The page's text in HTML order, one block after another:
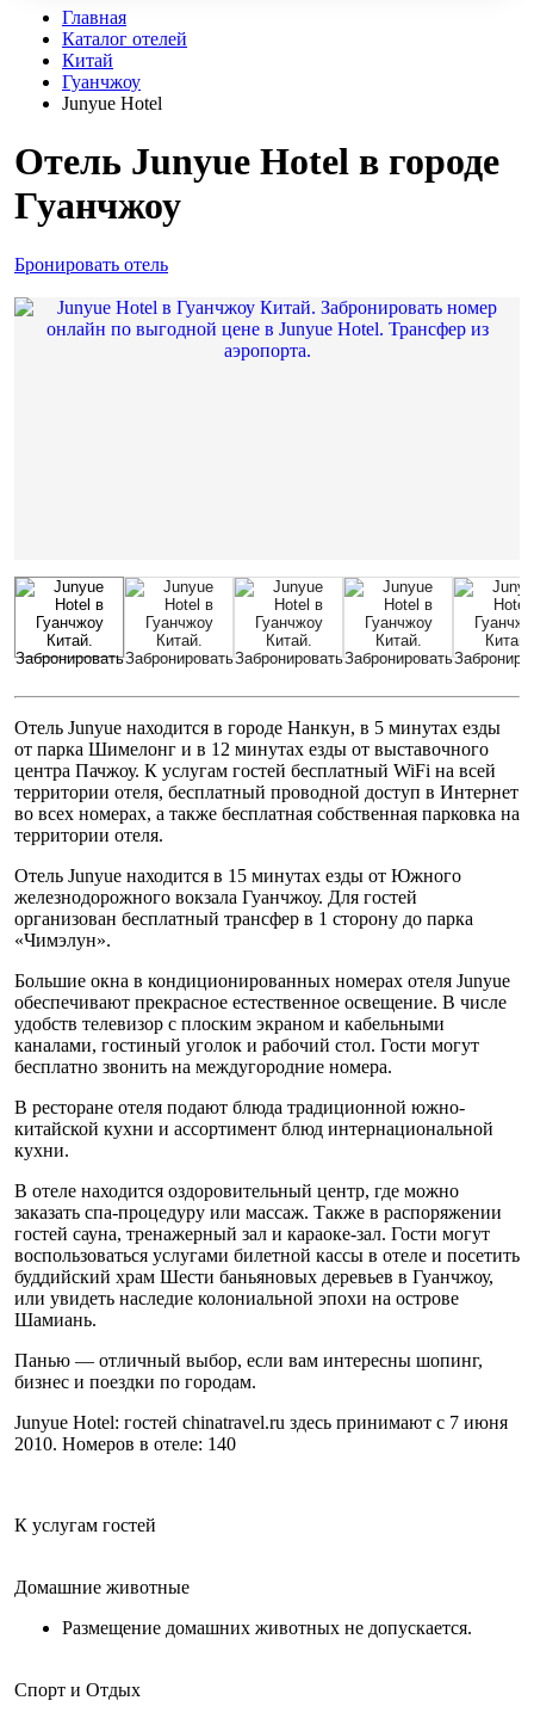
Главная
Каталог отелей
Китай
Гуанчжоу
Junyue Hotel
Отель Junyue Hotel в городе
Гуанчжоу
Бронировать отель
Отель Junyue находится в городе Нанкун, в 5 минутах езды
от парка Шимелонг и в 12 минутах езды от выставочного
центра Пачжоу. К услугам гостей бесплатный WiFi на всей
территории отеля, бесплатный проводной доступ в Интернет
во всех номерах, а также бесплатная собственная парковка на
территории отеля.
Отель Junyue находится в 15 минутах езды от Южного
железнодорожного вокзала Гуанчжоу. Для гостей
организован бесплатный трансфер в 1 сторону до парка
«Чимэлун».
Большие окна в кондиционированных номерах отеля Junyue
обеспечивают прекрасное естественное освещение. В числе
удобств телевизор с плоским экраном и кабельными
каналами, гостиный уголок и рабочий стол. Гости могут
бесплатно звонить на междугородние номера.
В ресторане отеля подают блюда традиционной южно-
китайской кухни и ассортимент блюд интернациональной
кухни.
В отеле находится оздоровительный центр, где можно
заказать спа-процедуру или массаж. Также в распоряжении
гостей сауна, тренажерный зал и караоке-зал. Гости могут
воспользоваться услугами билетной кассы в отеле и посетить
буддийский храм Шести баньяновых деревьев в Гуанчжоу,
или увидеть наследие колониальной эпохи на острове
Шамиань.
Панью — отличный выбор, если вам интересны шопинг,
бизнес и поездки по городам.
Junyue Hotel: гостей chinatravel.ru здесь принимают с 7 июня
2010. Номеров в отеле: 140
К услугам гостей
Домашние животные
Размещение домашних животных не допускается.
Спорт и Отдых